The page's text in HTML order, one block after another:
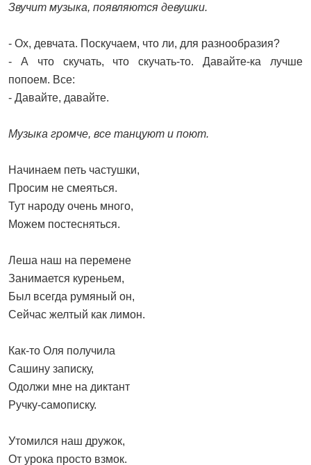
Звучит музыка, появляются девушки.
- Ох, девчата. Поскучаем, что ли, для разнообразия?
- А что скучать, что скучать-то. Давайте-ка лучше
попоем. Все:
- Давайте, давайте.
Музыка громче, все танцуют и поют.
Начинаем петь частушки,
Просим не смеяться.
Тут народу очень много,
Можем постесняться.
Леша наш на перемене
Занимается куреньем,
Был всегда румяный он,
Сейчас желтый как лимон.
Как-то Оля получила
Сашину записку,
Одолжи мне на диктант
Ручку-самописку.
Утомился наш дружок,
От урока просто взмок.